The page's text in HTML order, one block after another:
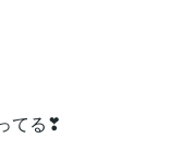
てる❣